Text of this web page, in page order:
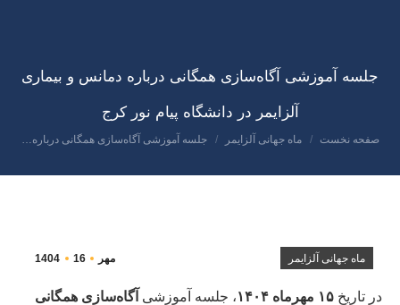
جلسه آموزشی آگاه‌سازی همگانی درباره دمانس و بیماری
آلزایمر در دانشگاه پیام نور کرج
مکان شما:
صفحه نخست ماه جهانی آلزایمر جلسه آموزشی آگاه‌سازی همگانی درباره…
مهر 16
1404 ماه جهانی آلزایمر
در تاریخ ۱۵ مهرماه ۱۴۰۴ ، جلسه آموزشی آگاه‌سازی همگانی